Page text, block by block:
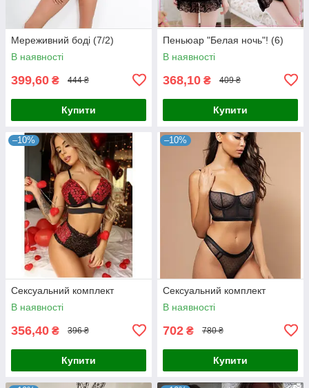
Мереживний боді (7/2)
В наявності
399,60 ₴ 444 ₴
Купити
Пеньюар "Белая ночь"! (6)
В наявності
368,10 ₴ 409 ₴
Купити
–10%
Сексуальний комплект
В наявності
356,40 ₴ 396 ₴
Купити
–10%
Сексуальний комплект
В наявності
702 ₴ 780 ₴
Купити